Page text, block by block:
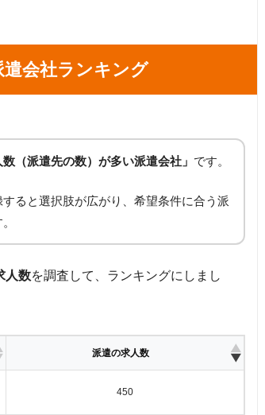
遣会社ランキング
数（派遣先の数）が多い派遣会社」 です。
ると選択肢が広がり、希望条件に合う派
人数を調査して、ランキングにしまし
派遣の求人数
450